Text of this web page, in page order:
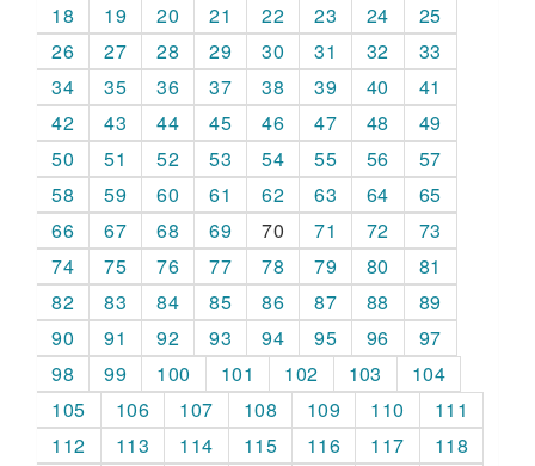
18
19 20 21 22 23 24
25
26
27 28 29 30 31 32
33
34
35 36 37 38 39 40
41
42
43 44 45 46 47 48
49
50
51 52 53 54 55 56
57
58
59 60 61 62 63 64
65
66
67 68 69 70 71 72
73
74
75 76 77 78 79 80
81
82
83 84 85 86 87 88
89
90
91 92 93 94 95 96
97
98
99 100 101 102 103
104
105
106 107 108 109 110
111
112
113 114 115 116 117
118